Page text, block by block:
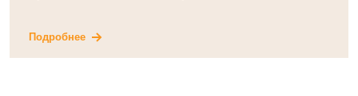
Подробнее